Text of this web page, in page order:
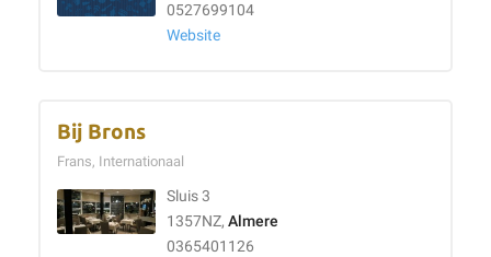
0527699104
Website
Bij Brons
Frans, Internationaal
Sluis 3
1357NZ, Almere
0365401126